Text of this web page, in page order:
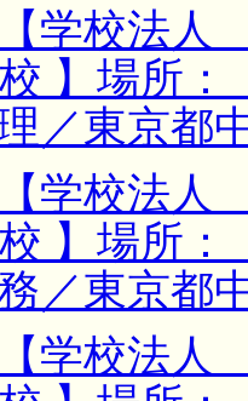
学校法
】場所：
／東京都
学校法
】場所：
／東京都
学校法